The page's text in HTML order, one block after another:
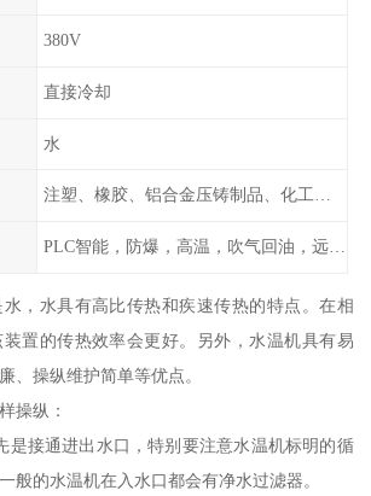
380V
直接冷却
水
注塑、橡胶、铝合金压铸制品、化工制药厂家、注塑机、压铸机、反应釜、热压机配套
PLC智能，防爆，高温，吹气回油，远程通讯，云端数据存储，多点温控等等
，水具有高比传热和疾速传热的特点。在相
置的传热效率会更好。另外，水温机具有易
、操纵维护简单等优点。
操纵：
是接通进出水口，特别要注意水温机标明的循
般的水温机在入水口都会有净水过滤器。